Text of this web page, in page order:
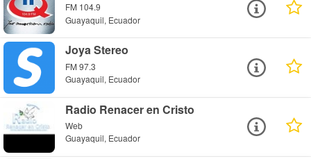
FM 104.9
Guayaquil, Ecuador
Joya Stereo
FM 97.3
Guayaquil, Ecuador
Radio Renacer en Cristo
Web
Guayaquil, Ecuador